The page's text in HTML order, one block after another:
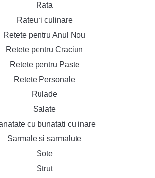
Rata
Rateuri culinare
Retete pentru Anul Nou
Retete pentru Craciun
Retete pentru Paste
Retete Personale
Rulade
Salate
cu bunatati culinare
Sarmale si sarmalute
Sote
Strut